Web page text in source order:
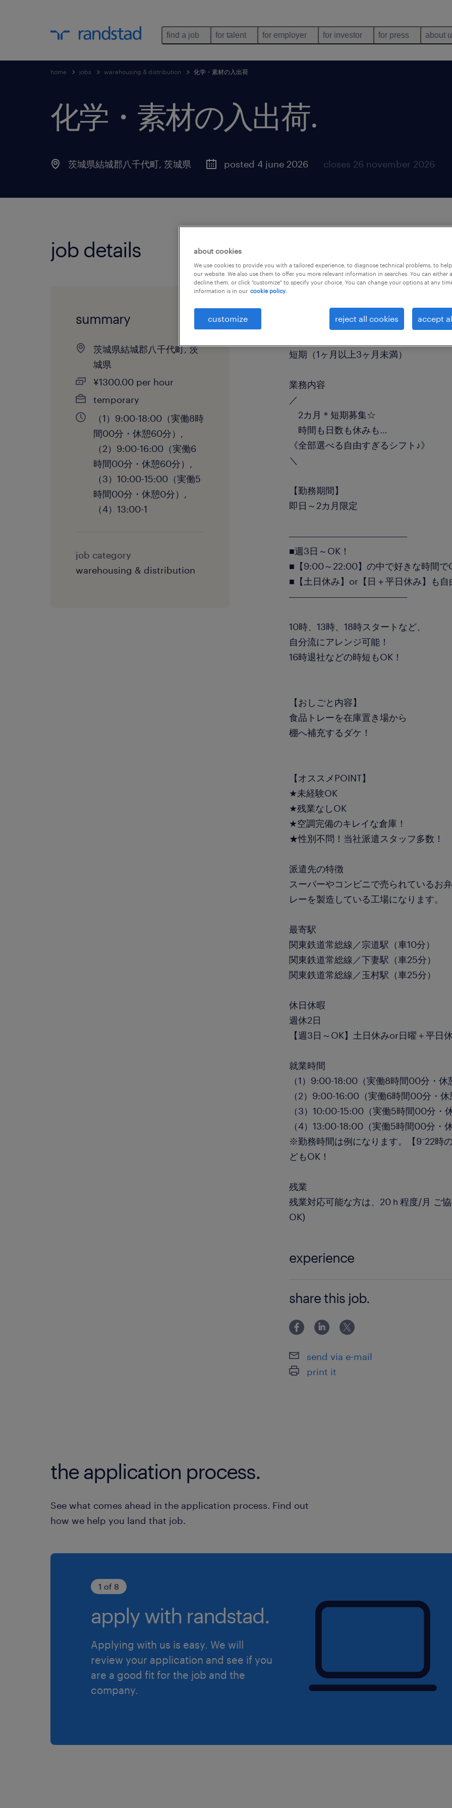
find a job for talent for employer for investor for press about
home jobs warehousing & distribution 化学・素材の入出荷
化学・素材の入出荷.
茨城県結城郡八千代町, 茨城県 posted 4 june 2026 closes 26 november 2026
job details
summary
茨城県結城郡八千代町, 茨
城県
¥1300.00 per hour
temporary
（1）9:00-18:00（実働8時
間00分・休憩60分）,
（2）9:00-16:00（実働6
時間00分・休憩60分）,
（3）10:00-15:00（実働5
時間00分・休憩0分）,
（4）13:00-1
job category
warehousing & distribution
短期（1ヶ月以上3ヶ月未満）
業務内容
／
2カ月＊短期募集☆
時間も日数も休みも…
《全部選べる自由すぎるシフト♪》
＼
【勤務期間】
即日～2カ月限定
―――――――――――――
■週3日～OK！
■【9:00～22:00】の中で好きな時間
■【土日休み】or【日＋平日休み】も
―――――――――――――
10時、13時、18時スタートなど、
自分流にアレンジ可能！
16時退社などの時短もOK！
【おしごと内容】
食品トレーを在庫置き場から
棚へ補充するダケ！
【オススメPOINT】
★未経験OK
★残業なしOK
★空調完備のキレイな倉庫！
★性別不問！当社派遣スタッフ多数！
派遣先の特徴
スーパーやコンビニで売られているお
レーを製造している工場になります。
最寄駅
関東鉄道常総線／宗道駅（車10分）
関東鉄道常総線／下妻駅（車25分）
関東鉄道常総線／玉村駅（車25分）
休日休暇
週休2日
【週3日～OK】土日休みor日曜＋平日
就業時間
（1）9:00-18:00（実働8時間00分・休
（2）9:00-16:00（実働6時間00分・休
（3）10:00-15:00（実働5時間00分・
（4）13:00-18:00（実働5時間00分・
※勤務時間は例になります。【9⁻22時
どもOK！
残業
残業対応可能な方は、20ｈ程度/月 ご
OK)
experience
share this job.
send via e-mail
print it
the application process.
See what comes ahead in the application process. Find out
how we help you land that job.
1 of 8
apply with randstad.
Applying with us is easy. We will
review your application and see if you
are a good fit for the job and the
company.
about cookies
We use cookies to provide you with a tailored experience, to diagnose technical problems, to
our website. We also use them to offer you more relevant information in searches. You can either
decline them, or click "customize" to specify your choice. You can change your options at any
information is in our cookie policy.
customize reject all cookies accept